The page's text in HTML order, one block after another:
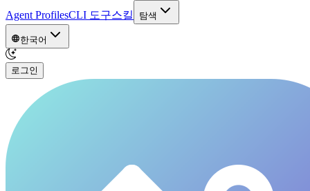
Agent ProfilesCLI 도구스킬 탐색
한국어
로그인